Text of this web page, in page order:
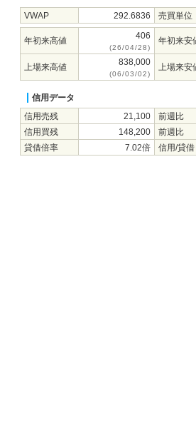
VWAP 292.6836 売買単位
年初来高値 406
(26/04/28)
年初来安
上場来高値 838,000
(06/03/02)
上場来安
信用データ
信用売残
21,100
前週比
信用買残
148,200
前週比
貸借倍率
7.02倍 信用/貸借